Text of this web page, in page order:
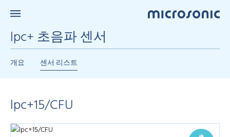
lpc+ 초음파 센서
개요 센서 리스트
lpc+15/CFU